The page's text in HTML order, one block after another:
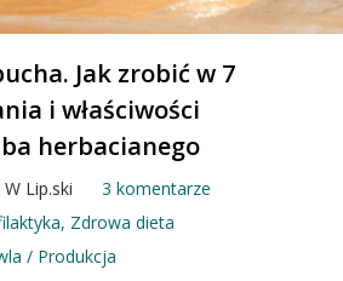
Jak zrobić w 7
i właściwości
herbacianego
Lip.ski
3 komentarze
, Zdrowa dieta
/ Produkcja